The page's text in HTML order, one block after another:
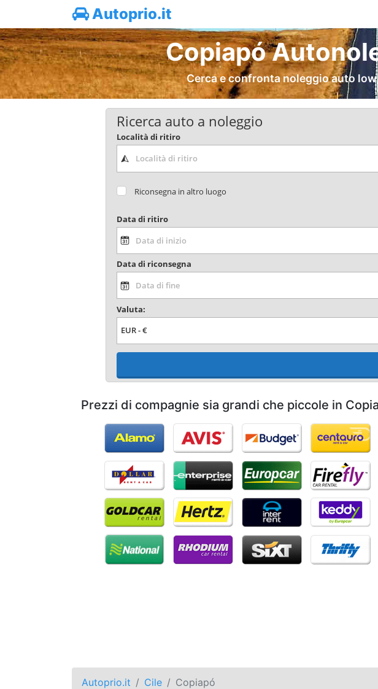
Autoprio.it
Copiapó
Cerca e confronta noleggio auto
Ricerca auto a noleggio
Località di ritiro
Riconsegna in altro luogo
Data di ritiro
Data di riconsegna
Valuta:
Prezzi di compagnie sia grandi che piccole in
Autoprio.it Cile Copiapó